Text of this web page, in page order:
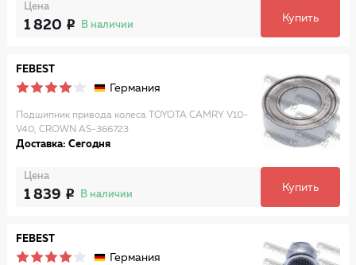
Цена
1 820 В наличии
Купить
FEBEST
Германия
Подшипник привода колеса TOYOTA CAMRY V10-
V40, CROWN AS-366723
Доставка: Сегодня
Цена
1 839 В наличии
Купить
FEBEST
Германия